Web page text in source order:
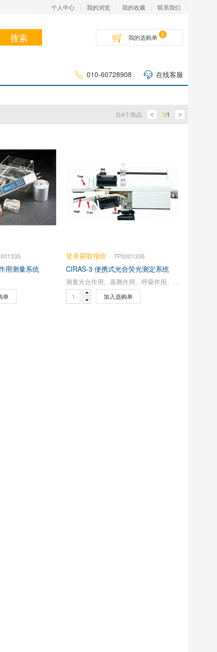
个人中心 我的浏览 我的收藏 联系我们
搜索 我的选购单 0
在线客服
010-60728908
共4个商品 < 1/1 >
用测量系统
单
登录获取报价 TP0001336
CIRAS-3 便携式光合荧光测定系统
测量光合作用、蒸腾作用、呼吸作用、叶绿素荧光
加入选购单